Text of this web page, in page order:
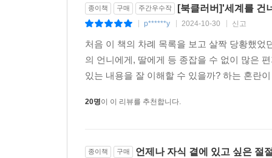
_1990년 은유의 편지 중에서
현재의 은유가 제공하는 정보를 바탕으로, 과
연결하는 또 다른 끈을 만나게 된 것이다. 여기서
종이책 구매 주간우수작 [북클러버]'세계를 건
p******y 2024-10-30 신고
처음 이 책의 차례 목록을 보고 살짝 당황했
의 언니에게, 딸에게 등 종잡을 수 없이 많은
있는 내용을 잘 이해할 수 있을까? 하는 혼란
20명이 이 리뷰를 추천합니다.
종이책 구매 언제나 자식 곁에 있고 싶은 절